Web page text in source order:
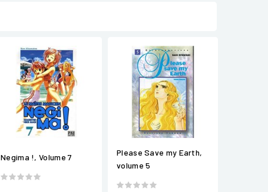
Negima !, Volume 7
Please Save my Earth,
volume 5